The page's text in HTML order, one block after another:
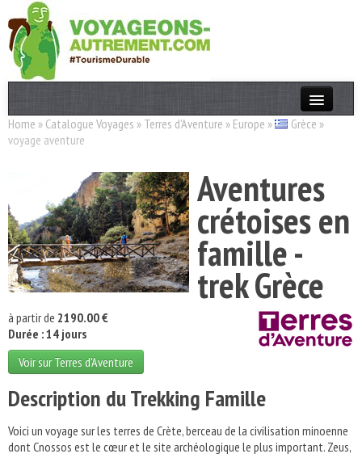
Actualités
Destinations
Acteurs
Thèmes
Home » Catalogue Voyages » Terres d'Aventure » Europe » Grèce »
voyage aventure
Aventures
crétoises en
famille -
trek Grèce
à partir de 2190.00 €
Durée : 14 jours
Voir sur Terres d'Aventure
Description du Trekking Famille
Voici un voyage sur les terres de Crète, berceau de la civilisation minoenne
dont Cnossos est le cœur et le site archéologique le plus important. Zeus,